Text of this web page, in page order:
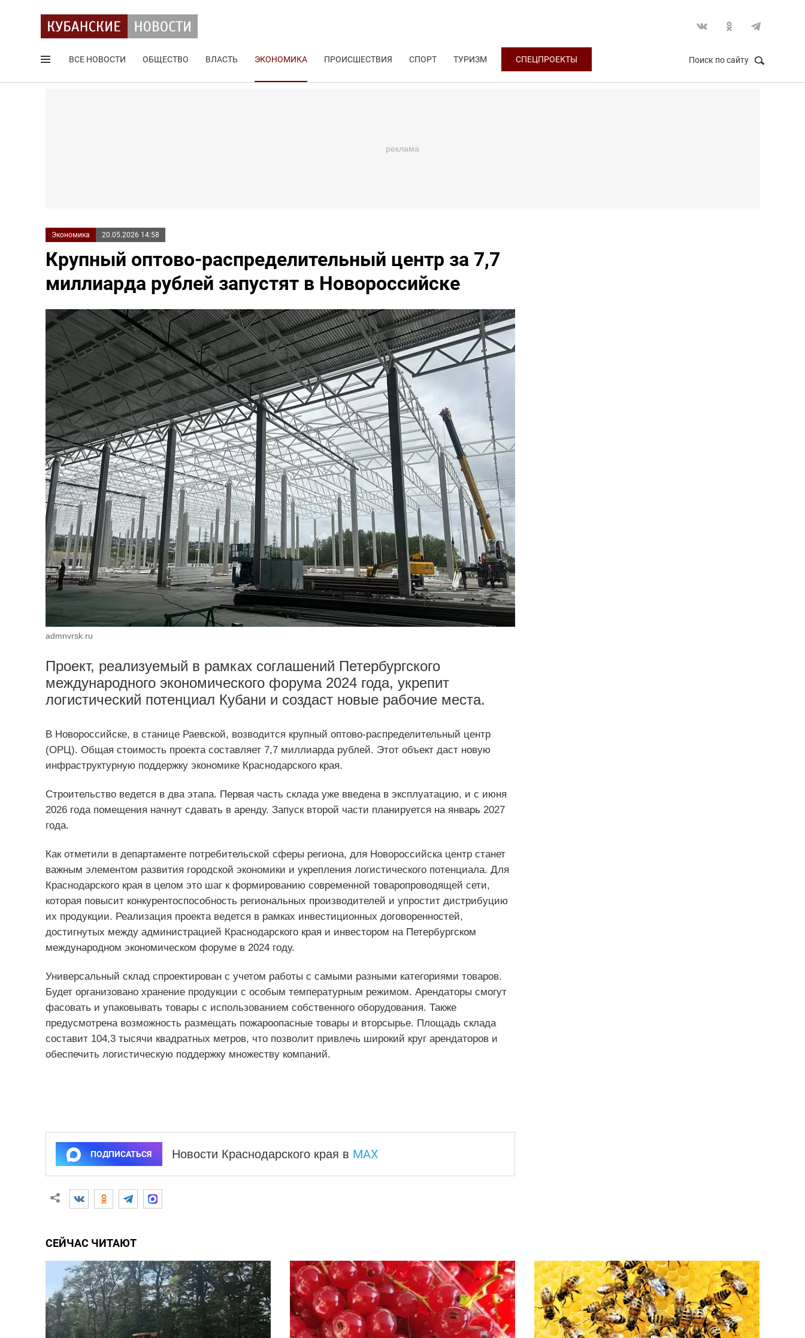
ВСЕ НОВОСТИ ОБЩЕСТВО ВЛАСТЬ ЭКОНОМИКА ПРОИСШЕСТВИЯ СПОРТ ТУРИЗМ СПЕЦПРОЕКТЫ Поиск по сайту
Экономика 20.05.2026 14:58
Крупный оптово-распределительный центр за 7,7
миллиарда рублей запустят в Новороссийске
admnvrsk.ru
Проект, реализуемый в рамках соглашений Петербургского
международного экономического форума 2024 года, укрепит
логистический потенциал Кубани и создаст новые рабочие места.
В Новороссийске, в станице Раевской, возводится крупный оптово-распределительный центр
(ОРЦ). Общая стоимость проекта составляет 7,7 миллиарда рублей. Этот объект даст новую
инфраструктурную поддержку экономике Краснодарского края.
Строительство ведется в два этапа. Первая часть склада уже введена в эксплуатацию, и с июня
2026 года помещения начнут сдавать в аренду. Запуск второй части планируется на январь 2027
года.
Как отметили в департаменте потребительской сферы региона, для Новороссийска центр станет
важным элементом развития городской экономики и укрепления логистического потенциала. Для
Краснодарского края в целом это шаг к формированию современной товаропроводящей сети,
которая повысит конкурентоспособность региональных производителей и упростит дистрибуцию
их продукции. Реализация проекта ведется в рамках инвестиционных договоренностей,
достигнутых между администрацией Краснодарского края и инвестором на Петербургском
международном экономическом форуме в 2024 году.
Универсальный склад спроектирован с учетом работы с самыми разными категориями товаров.
Будет организовано хранение продукции с особым температурным режимом. Арендаторы смогут
фасовать и упаковывать товары с использованием собственного оборудования. Также
предусмотрена возможность размещать пожароопасные товары и вторсырье. Площадь склада
составит 104,3 тысячи квадратных метров, что позволит привлечь широкий круг арендаторов и
обеспечить логистическую поддержку множеству компаний.
ПОДПИСАТЬСЯ Новости Краснодарского края в MAX
СЕЙЧАС ЧИТАЮТ